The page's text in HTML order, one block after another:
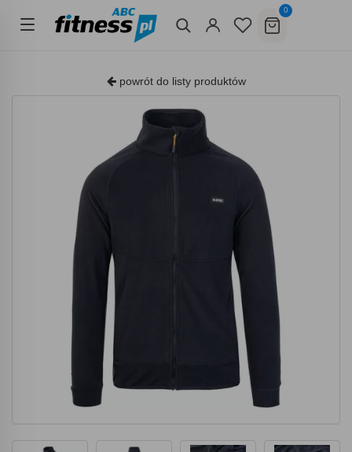
0
powrót do listy produktów